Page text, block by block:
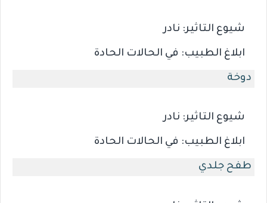
شيوع التاثير: نادر
ابلاغ الطبيب: في الحالات الحادة
دوخة
شيوع التاثير: نادر
ابلاغ الطبيب: في الحالات الحادة
طفح جلدي